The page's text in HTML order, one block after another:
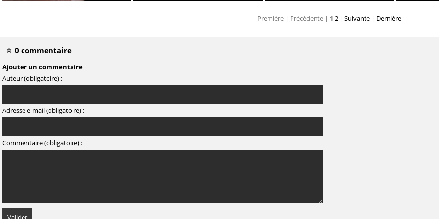
Première | Précédente | 1 2 | Suivante | Dernière
0 commentaire
Ajouter un commentaire
Auteur (obligatoire) :
Adresse e-mail (obligatoire) :
Commentaire (obligatoire) :